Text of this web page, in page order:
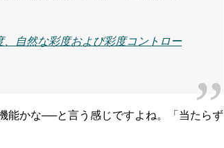
自然な彩度および彩度コントロー
能かな──と言う感じですよね。「当たらず